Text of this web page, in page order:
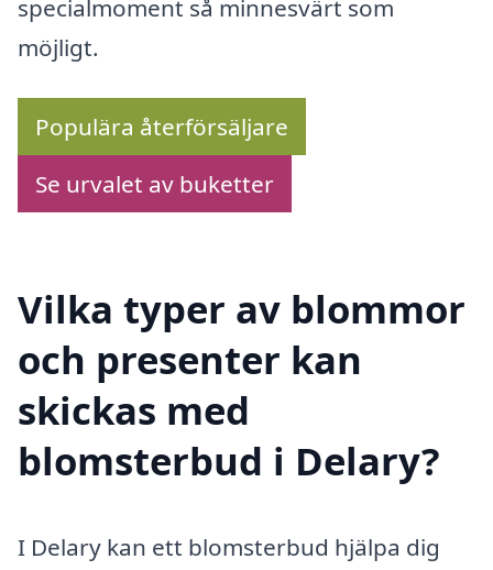
specialmoment så minnesvärt som
möjligt.
Populära återförsäljare
Se urvalet av buketter
Vilka typer av blommor
och presenter kan
skickas med
blomsterbud i Delary?
I Delary kan ett blomsterbud hjälpa dig